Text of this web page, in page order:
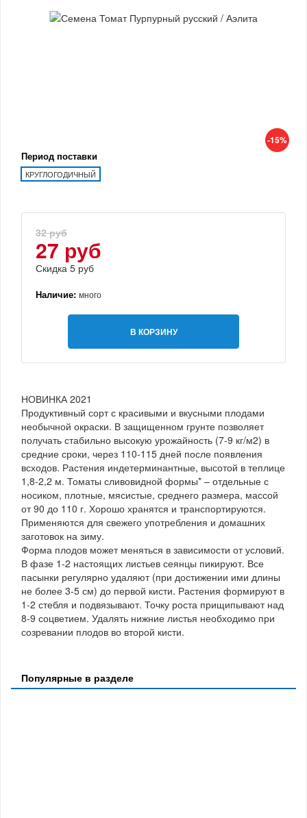
-15%
Период поставки
КРУГЛОГОДИЧНЫЙ
32 руб
27 руб
Скидка 5 руб
Наличие: много
В КОРЗИНУ
НОВИНКА 2021
Продуктивный сорт с красивыми и вкусными плодами
необычной окраски. В защищенном грунте позволяет
получать стабильно высокую урожайность (7-9 кг/м2) в
средние сроки, через 110-115 дней после появления
всходов. Растения индетерминантные, высотой в теплице
1,8-2,2 м. Томаты сливовидной формы* – отдельные с
носиком, плотные, мясистые, среднего размера, массой
от 90 до 110 г. Хорошо хранятся и транспортируются.
Применяются для свежего употребления и домашних
заготовок на зиму.
Форма плодов может меняться в зависимости от условий.
В фазе 1-2 настоящих листьев сеянцы пикируют. Все
пасынки регулярно удаляют (при достижении ими длины
не более 3-5 см) до первой кисти. Растения формируют в
1-2 стебля и подвязывают. Точку роста прищипывают над
8-9 соцветием. Удалять нижние листья необходимо при
созревании плодов во второй кисти.
Популярные в разделе